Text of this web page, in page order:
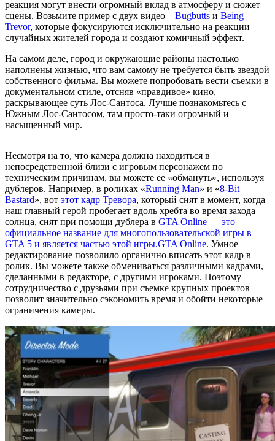
реакция могут внести огромный вклад в атмосферу и сюжет
сцены. Возьмите пример с двух видео – Bugbutts и Being
Trevor, которые фокусируются исключительно на реакции
случайных жителей города и создают комичный эффект.
На самом деле, город и окружающие районы настолько
наполнены жизнью, что вам самому не требуется быть звездой
собственного фильма. Вы можете попробовать вести съемки в
документальном стиле, отсняв «правдивое» кино,
раскрывающее суть Лос-Сантоса. Лучше познакомьтесь с
Южным Лос-Сантосом, там просто-таки огромный и
насыщенный мир.
Несмотря на то, что камера должна находиться в
непосредственной близи с игровым персонажем по
техническим причинам, вы можете ее «обмануть», используя
дублеров. Например, в роликах «Running Man» и «8-Bit
Bastard», вот этот кадр Тревора, который снят в момент, когда
наш главный герой пробегает вдоль хребта во время захода
солнца, снят при помощи дублера в GTA Online — это
официальное название для многопользовательской игры в
GTA 5 и является частью этой игры.GTA Online. Умное
редактирование позволило органично вписать этот кадр в
ролик. Вы можете также обмениваться различными кадрами,
сделанными в редакторе, с другими игроками. Поэтому
сотрудничество с друзьями при съемке крупных проектов
позволит значительно сэкономить время и обойти некоторые
ограничения камеры.